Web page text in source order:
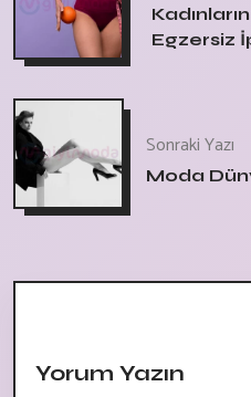
Egzersiz
Sonraki Yazı
Moda
Yorum Yazın